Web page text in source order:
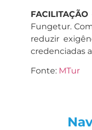
FACILITAÇÃO
Fungetur.
reduzir
credenciadas
Fonte: MTur